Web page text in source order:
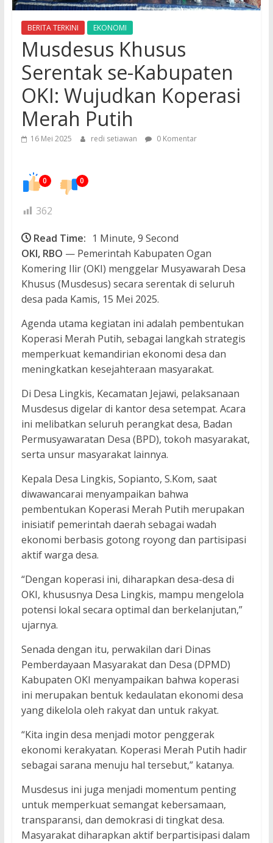
BERITA TERKINI EKONOMI
Musdesus Khusus
Serentak se-Kabupaten
OKI: Wujudkan Koperasi
Merah Putih
16 Mei 2025 redi setiawan 0 Komentar
0 0
362
Read Time: 1 Minute, 9 Second
OKI, RBO — Pemerintah Kabupaten Ogan
Komering Ilir (OKI) menggelar Musyawarah Desa
Khusus (Musdesus) secara serentak di seluruh
desa pada Kamis, 15 Mei 2025.
Agenda utama kegiatan ini adalah pembentukan
Koperasi Merah Putih, sebagai langkah strategis
memperkuat kemandirian ekonomi desa dan
meningkatkan kesejahteraan masyarakat.
Di Desa Lingkis, Kecamatan Jejawi, pelaksanaan
Musdesus digelar di kantor desa setempat. Acara
ini melibatkan seluruh perangkat desa, Badan
Permusyawaratan Desa (BPD), tokoh masyarakat,
serta unsur masyarakat lainnya.
Kepala Desa Lingkis, Sopianto, S.Kom, saat
diwawancarai menyampaikan bahwa
pembentukan Koperasi Merah Putih merupakan
inisiatif pemerintah daerah sebagai wadah
ekonomi berbasis gotong royong dan partisipasi
aktif warga desa.
“Dengan koperasi ini, diharapkan desa-desa di
OKI, khususnya Desa Lingkis, mampu mengelola
potensi lokal secara optimal dan berkelanjutan,”
ujarnya.
Senada dengan itu, perwakilan dari Dinas
Pemberdayaan Masyarakat dan Desa (DPMD)
Kabupaten OKI menyampaikan bahwa koperasi
ini merupakan bentuk kedaulatan ekonomi desa
yang dikelola oleh rakyat dan untuk rakyat.
“Kita ingin desa menjadi motor penggerak
ekonomi kerakyatan. Koperasi Merah Putih hadir
sebagai sarana menuju hal tersebut,” katanya.
Musdesus ini juga menjadi momentum penting
untuk memperkuat semangat kebersamaan,
transparansi, dan demokrasi di tingkat desa.
Masyarakat diharapkan aktif berpartisipasi dalam